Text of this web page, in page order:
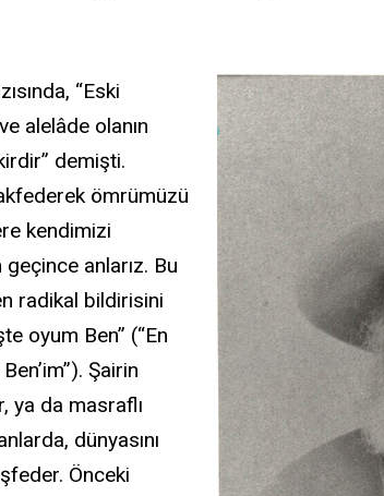
“Eski
alelâde olanın
demişti.
ömrümüzü
kendimizi
anlarız. Bu
radikal bildirisini
oyum Ben” (“En
Şairin
ya da masraflı
dünyasını
Önceki